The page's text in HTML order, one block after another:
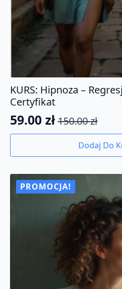
KURS: Hipnoza –
Certyfikat
150.00zł
Pierwotna
wynosiła:
150.00 zł.
59.00 zł
Aktualna
wynosi:
59.00 zł.
Dodaj Do
PROMOCJA!